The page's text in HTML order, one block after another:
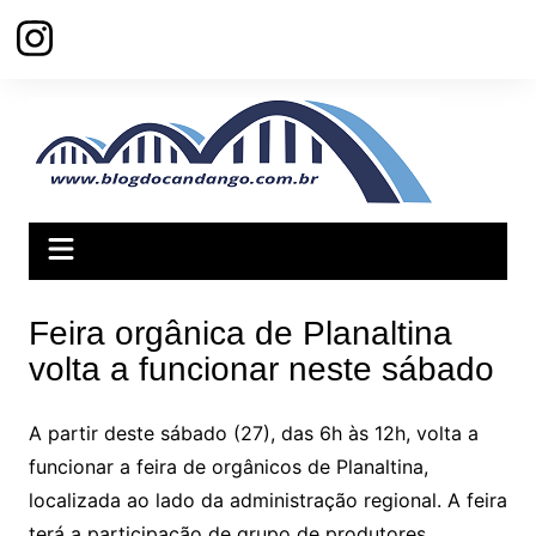
para
Feira orgânica de Planaltina
volta a funcionar neste sábado
A partir deste sábado (27), das 6h às 12h, volta a
funcionar a feira de orgânicos de Planaltina,
localizada ao lado da administração regional. A feira